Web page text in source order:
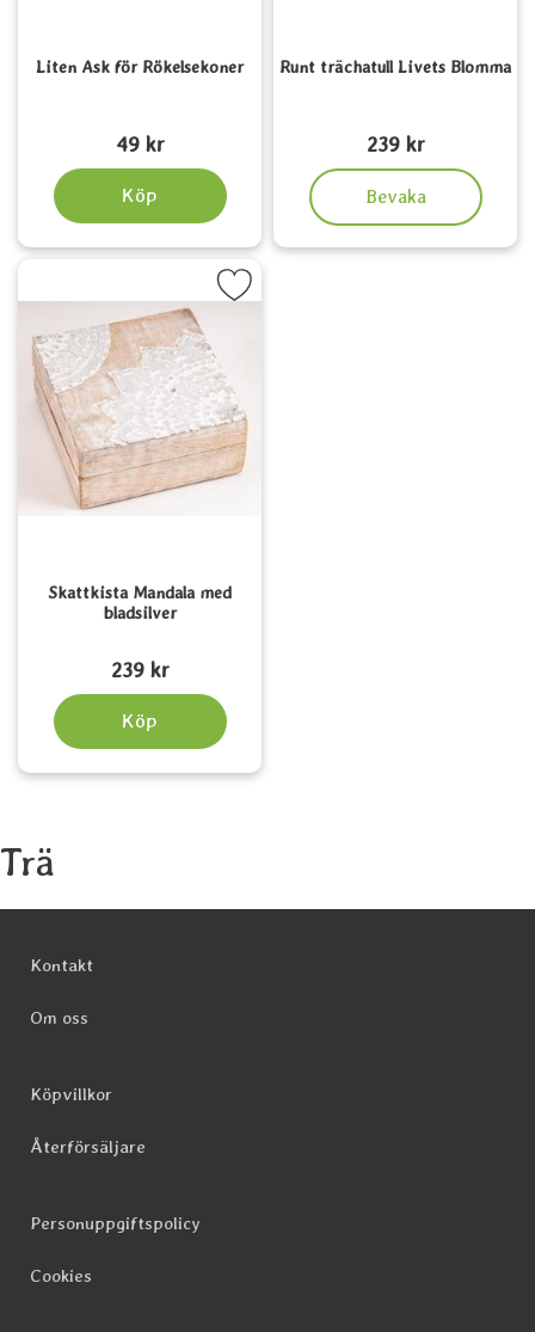
Liten Ask för Rökelsekoner
49 kr
Köp
Runt trächatull Livets Blomma
239 kr
Bevaka
, Runt trächatull Livets
Skattkista Mandala med
bladsilver
239 kr
Köp
Markera skattkista Mandala med bladsilver som favorit
Trä
Kontakt
Om oss
Köpvillkor
Återförsäljare
Personuppgiftspolicy
Cookies